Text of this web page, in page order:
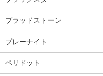
ブラッドストーン
プレーナイト
ペリドット